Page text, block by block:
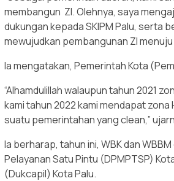
membangun ZI. Olehnya, saya
dukungan kepada SKIPM Palu, serta
mewujudkan pembangunan ZI menuju
Ia mengatakan, Pemerintah Kota
“Alhamdulillah walaupun tahun 2021
kami tahun 2022 kami mendapat
suatu pemerintahan yang clean,”
Ia berharap, tahun ini, WBK dan
Pelayanan Satu Pintu (DPMPTSP)
(Dukcapil) Kota Palu.